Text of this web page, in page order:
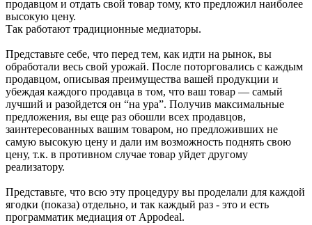
продавцом и отдать свой товар тому, кто предложил наиболее
высокую цену.
Так работают традиционные медиаторы.
Представьте себе, что перед тем, как идти на рынок, вы
обработали весь свой урожай. После поторговались с каждым
продавцом, описывая преимущества вашей продукции и
убеждая каждого продавца в том, что ваш товар — самый
лучший и разойдется он “на ура”. Получив максимальные
предложения, вы еще раз обошли всех продавцов,
заинтересованных вашим товаром, но предложивших не
самую высокую цену и дали им возможность поднять свою
цену, т.к. в противном случае товар уйдет другому
реализатору.
Представьте, что всю эту процедуру вы проделали для каждой
ягодки (показа) отдельно, и так каждый раз - это и есть
программатик медиация от Appodeal.